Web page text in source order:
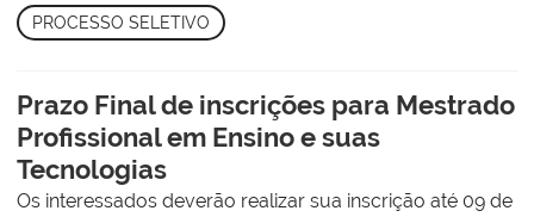
PROCESSO SELETIVO
Prazo Final de inscrições para Mestrado
Profissional em Ensino e suas
Tecnologias
Os interessados deverão realizar sua inscrição até 09 de